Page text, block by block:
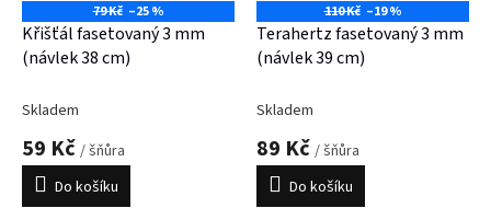
79 Kč –25 %
Křišťál fasetovaný 3 mm
(návlek 38 cm)
Skladem
59 Kč / šňůra
Do košíku
110 Kč –19 %
Terahertz fasetovaný 3 mm
(návlek 39 cm)
Skladem
89 Kč / šňůra
Do košíku